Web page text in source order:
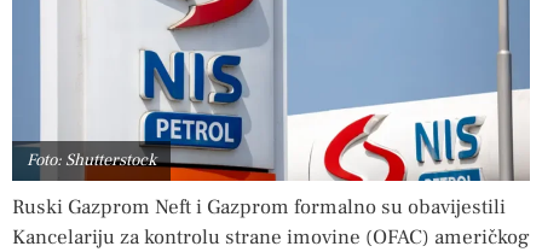
Foto: Shutterstock
Ruski Gazprom Neft i Gazprom formalno su obavijestili
Kancelariju za kontrolu strane imovine (OFAC) američkog